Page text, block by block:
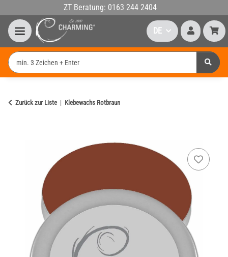
ZT Beratung: 0163 244 2404
DE
Zurück zur Liste Klebewachs Rotbraun